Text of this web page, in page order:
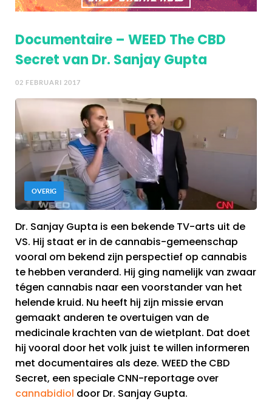
Documentaire – WEED The CBD
Secret van Dr. Sanjay Gupta
02 FEBRUARI 2017
OVERIG
Dr. Sanjay Gupta is een bekende TV-arts uit de
VS. Hij staat er in de cannabis-gemeenschap
vooral om bekend zijn perspectief op cannabis
te hebben veranderd. Hij ging namelijk van zwaar
tégen cannabis naar een voorstander van het
helende kruid. Nu heeft hij zijn missie ervan
gemaakt anderen te overtuigen van de
medicinale krachten van de wietplant. Dat doet
hij vooral door het volk juist te willen informeren
met documentaires als deze. WEED the CBD
Secret, een speciale CNN-reportage over
cannabidiol door Dr. Sanjay Gupta.